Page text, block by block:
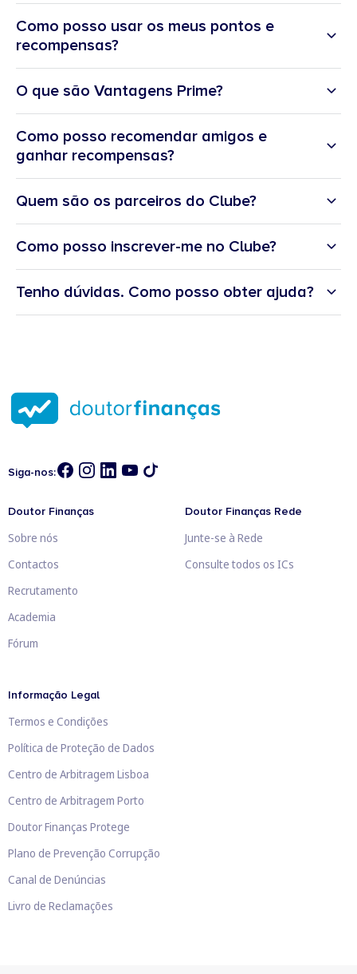
formalizem um serviço connosco.
Conteúdos exclusivoscom dicas práticas e orientação sobre finanças
pessoais.
Como posso usar os meus pontos e
recompensas?
O que são Vantagens Prime?
Como posso recomendar amigos e
ganhar recompensas?
Quem são os parceiros do Clube?
Como posso inscrever-me no Clube?
Tenho dúvidas. Como posso obter ajuda?
Siga-nos:
Doutor Finanças
Sobre nós
Contactos
Recrutamento
Academia
Fórum
Doutor Finanças Rede
Junte-se à Rede
Consulte todos os ICs
Informação Legal
Termos e Condições
Política de Proteção de Dados
Centro de Arbitragem Lisboa
Centro de Arbitragem Porto
Doutor Finanças Protege
Plano de Prevenção Corrupção
Canal de Denúncias
Livro de Reclamações